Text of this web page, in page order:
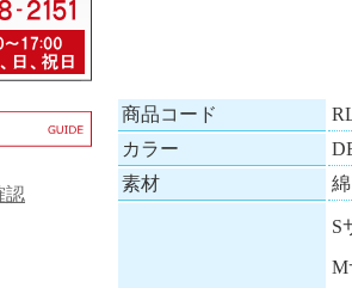
商品コード
カラー
素材
S
M
認